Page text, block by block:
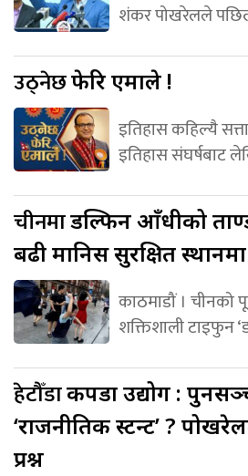
शंकर पोखरेलले
उठ्नेछफेरि एमाले !
इतिहास कहिल्यै
इतिहास संघर्षबाट
चीनमाडल्फिन आँधीको
बढी मानिस सुरक्षित
काठमाडौं । चीनको
शक्तिशाली टाइफुन
हेटौँडाकपडा उद्योग :
‘राजनीतिक स्टन्ट’ ?
प्रश्न